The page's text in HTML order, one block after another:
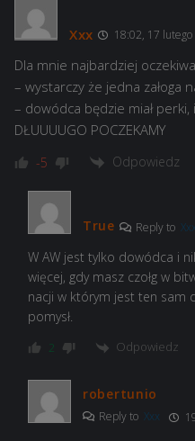
Xxx 18:02, 17
Dla mnie najbardziej
– wystarczy że jedna załoga
– dowódca będzie miał perki,
DŁUUUUGO POCZEKAMY
-5 Odpowiedz
True Reply to Xxx
W AW jest tylko dowódca i
więcej, gdy masz czołg w
nacji w którym jest ten sam
pomysł.
2 Odpowiedz
robertunio
Reply to Xxx